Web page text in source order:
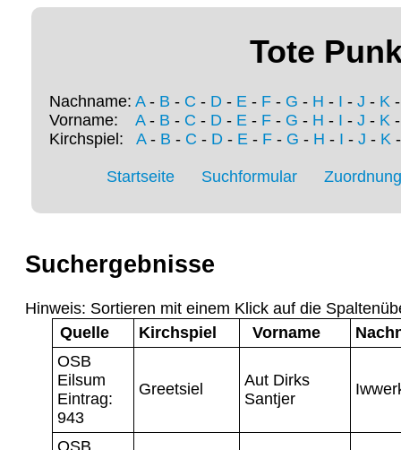
Tote
Nachname: A- B - C - D - E - F - G - H - I - J - K
Vorname: A- B - C - D - E - F - G - H - I - J - K
Kirchspiel: A- B - C - D- E- F- G - H - I - J - K
Startseite Suchformular
Suchergebnisse
Hinweis: Sortieren mit einem Klick auf die
Quelle
Kirchspiel Vorname
OSB
Eilsum
Eintrag:
943
Greetsiel
Aut Dirks
Santjer
OSB